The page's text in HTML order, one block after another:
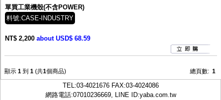
視訊轉換設備
雙絞線傳輸器
雜訊改善器
網路線用水晶頭
線頭.插座.延長線.HDMI線
集線盒.防水盒.配線盒
單買工業機殼(不含POWER)
料號:CASE-INDUSTRY
NT$ 2,200 about USD$ 68.59
顯示 1 到 1 (共1個商品) 總頁數: 1
TEL:03-4021676FAX:03-4024086
網路電話:07010236669, LINE ID:yaba.com.tw